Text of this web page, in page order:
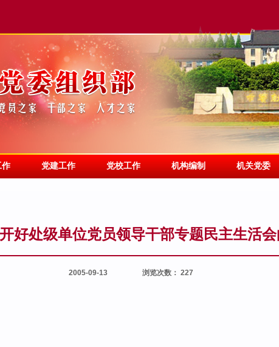
作 党建工作 党校工作 机构编制 机关党委
好处级单位党员领导干部专题民主生活
2005-09-13 浏览次数： 227